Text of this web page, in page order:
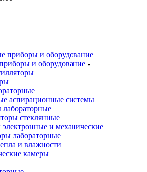
и оборудование
аспирационные системы
лабораторные
стеклянные
электронные и механические
лабораторные
и влажности
камеры